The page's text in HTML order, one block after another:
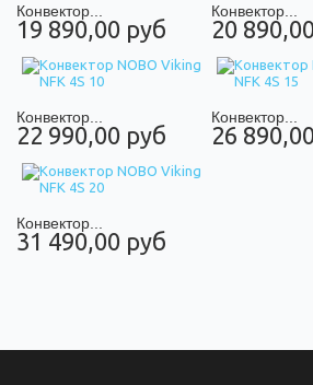
Конвектор...
19 890,00 руб
Конвектор...
20
Конвектор...
22 990,00 руб
Конвектор...
26
Конвектор...
31 490,00 руб